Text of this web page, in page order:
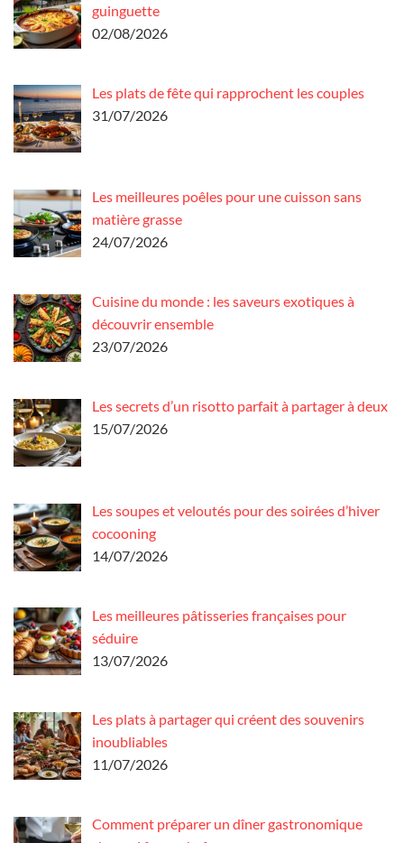
guinguette
02/08/2026
Les plats de fête qui rapprochent les couples
31/07/2026
Les meilleures poêles pour une cuisson sans
matière grasse
24/07/2026
Cuisine du monde : les saveurs exotiques à
découvrir ensemble
23/07/2026
Les secrets d’un risotto parfait à partager à deux
15/07/2026
Les soupes et veloutés pour des soirées d’hiver
cocooning
14/07/2026
Les meilleures pâtisseries françaises pour
séduire
13/07/2026
Les plats à partager qui créent des souvenirs
inoubliables
11/07/2026
Comment préparer un dîner gastronomique